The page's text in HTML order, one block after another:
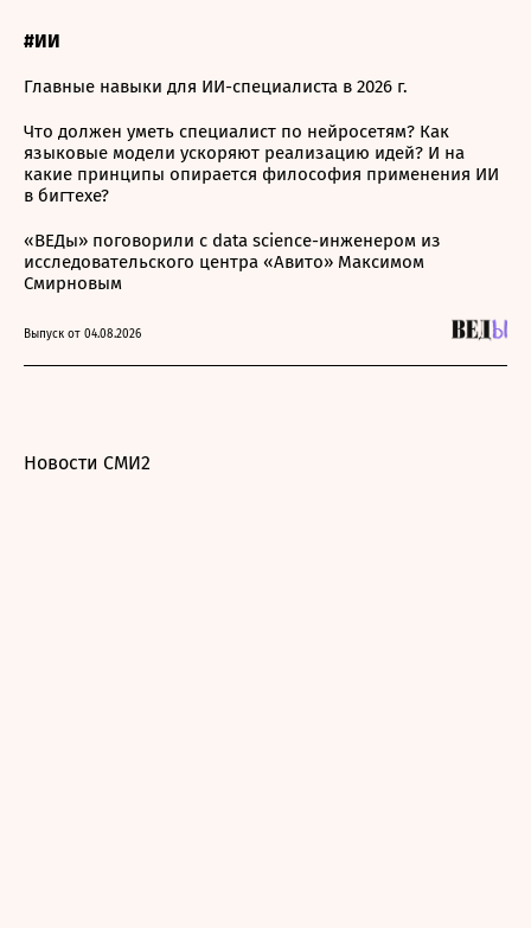
#ИИ
Главные навыки для ИИ-специалиста в 2026 г.
Что должен уметь специалист по нейросетям? Как
языковые модели ускоряют реализацию идей? И на
какие принципы опирается философия применения ИИ
в бигтехе?
«ВЕДы» поговорили с data science-инженером из
исследовательского центра «Авито» Максимом
Смирновым
Выпуск от 04.08.2026
Новости СМИ2